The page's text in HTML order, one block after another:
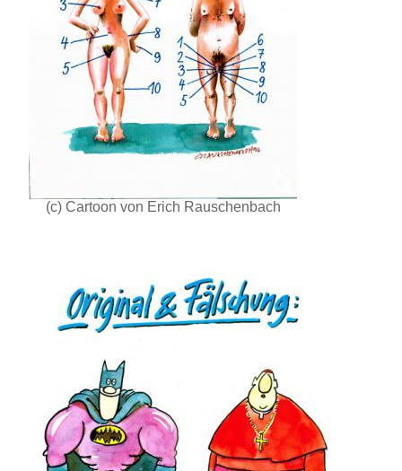
(c) Cartoon von Erich Rauschenbach